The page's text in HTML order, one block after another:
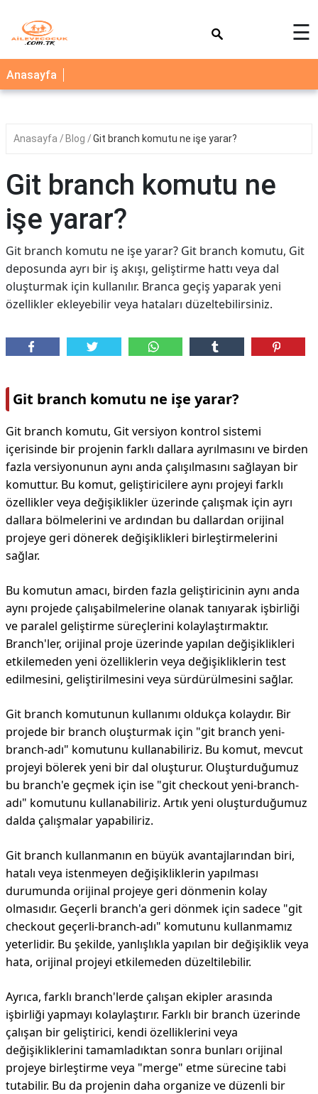
AİLE
ÇOCUK
SAĞLIK
BLOG
FAYDALI
YEMEK
TARİFLERİ
☰
Anasayfa
Anasayfa Blog Git branch komutu ne işe yarar?
Git branch komutu ne
işe yarar?
Git branch komutu ne işe yarar? Git branch komutu, Git
deposunda ayrı bir iş akışı, geliştirme hattı veya dal
oluşturmak için kullanılır. Branca geçiş yaparak yeni
özellikler ekleyebilir veya hataları düzeltebilirsiniz.
Git branch komutu ne işe yarar?
Git branch komutu, Git versiyon kontrol sistemi
içerisinde bir projenin farklı dallara ayrılmasını ve birden
fazla versiyonunun aynı anda çalışılmasını sağlayan bir
komuttur. Bu komut, geliştiricilere aynı projeyi farklı
özellikler veya değişiklikler üzerinde çalışmak için ayrı
dallara bölmelerini ve ardından bu dallardan orijinal
projeye geri dönerek değişiklikleri birleştirmelerini
sağlar.
Bu komutun amacı, birden fazla geliştiricinin aynı anda
aynı projede çalışabilmelerine olanak tanıyarak işbirliği
ve paralel geliştirme süreçlerini kolaylaştırmaktır.
Branch'ler, orijinal proje üzerinde yapılan değişiklikleri
etkilemeden yeni özelliklerin veya değişikliklerin test
edilmesini, geliştirilmesini veya sürdürülmesini sağlar.
Git branch komutunun kullanımı oldukça kolaydır. Bir
projede bir branch oluşturmak için "git branch yeni-
branch-adı" komutunu kullanabiliriz. Bu komut, mevcut
projeyi bölerek yeni bir dal oluşturur. Oluşturduğumuz
bu branch'e geçmek için ise "git checkout yeni-branch-
adı" komutunu kullanabiliriz. Artık yeni oluşturduğumuz
dalda çalışmalar yapabiliriz.
Git branch kullanmanın en büyük avantajlarından biri,
hatalı veya istenmeyen değişikliklerin yapılması
durumunda orijinal projeye geri dönmenin kolay
olmasıdır. Geçerli branch'a geri dönmek için sadece "git
checkout geçerli-branch-adı" komutunu kullanmamız
yeterlidir. Bu şekilde, yanlışlıkla yapılan bir değişiklik veya
hata, orijinal projeyi etkilemeden düzeltilebilir.
Ayrıca, farklı branch'lerde çalışan ekipler arasında
işbirliği yapmayı kolaylaştırır. Farklı bir branch üzerinde
çalışan bir geliştirici, kendi özelliklerini veya
değişikliklerini tamamladıktan sonra bunları orijinal
projeye birleştirme veya "merge" etme sürecine tabi
tutabilir. Bu da projenin daha organize ve düzenli bir